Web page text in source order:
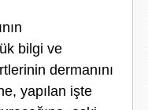
bilgi ve
dermanını
yapılan işte